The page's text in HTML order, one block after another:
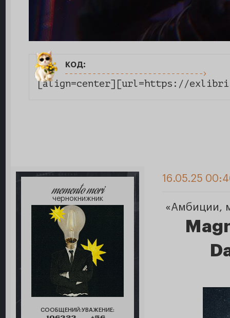
код:
[align=center][url=https://
memento mori
чернокнижник
СООБЩЕНИЙ:УВАЖЕНИЕ:
16.05.25
«Амбиции,